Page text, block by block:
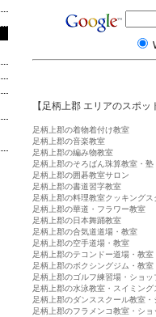
【足柄上郡 エリアのスポッ
足柄上郡の着物着付け教室
足柄上郡の音楽教室
足柄上郡の編み物教室
足柄上郡のそろばん珠算教室・塾
足柄上郡の囲碁教室サロン
足柄上郡の書道習字教室
足柄上郡の料理教室クッキングス
足柄上郡の華道・フラワー教室
足柄上郡の日本舞踊教室
足柄上郡の合気道道場・教室
足柄上郡の空手道場・教室
足柄上郡のテコンドー道場・教室
足柄上郡のボクシングジム・教室
足柄上郡のゴルフ練習場・ショッ
足柄上郡の水泳教室・スイミング
足柄上郡のダンススクール教室・
足柄上郡のフラメンコ教室・ショ